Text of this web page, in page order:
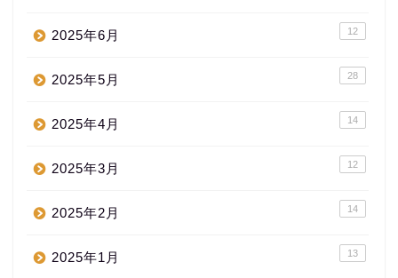
2025年6月 12
2025年5月 28
2025年4月 14
2025年3月 12
2025年2月 14
2025年1月 13